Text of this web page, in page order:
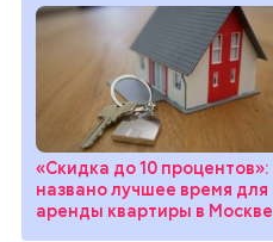
«Скидка до 10 процентов»:
названо лучшее время для
аренды квартиры в Москве
потрогать, особенно